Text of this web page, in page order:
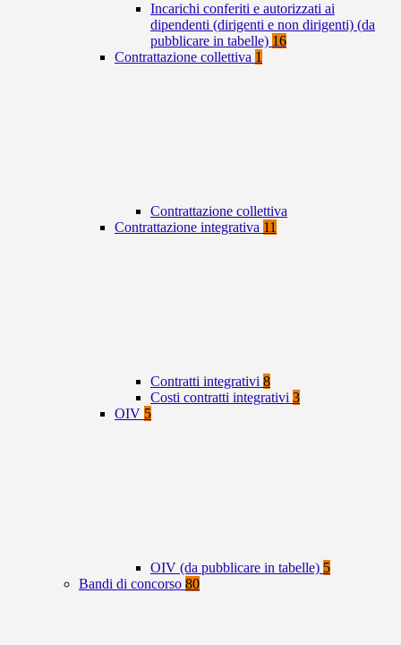
Incarichi conferiti e autorizzati ai
dipendenti (dirigenti e non dirigenti) (da
pubblicare in tabelle) 16
Contrattazione collettiva 1
Contrattazione collettiva
Contrattazione integrativa 11
Contratti integrativi 8
Costi contratti integrativi 3
OIV 5
OIV (da pubblicare in tabelle) 5
Bandi di concorso 80